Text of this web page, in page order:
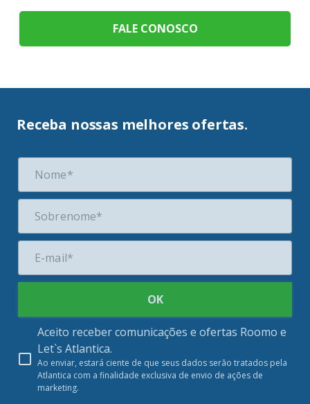
FALE CONOSCO
Receba nossas melhores ofertas.
OK
Aceito receber comunicações e ofertas Roomo e
Let`s Atlantica.
Ao enviar, estará ciente de que seus dados serão tratados pela
Atlantica com a finalidade exclusiva de envio de ações de
marketing.